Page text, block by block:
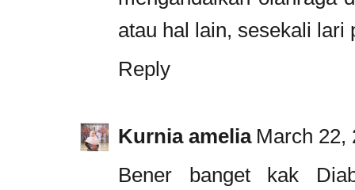
atau hal lain, sesekali lari
Reply
Kurnia amelia March 22,
Bener banget kak